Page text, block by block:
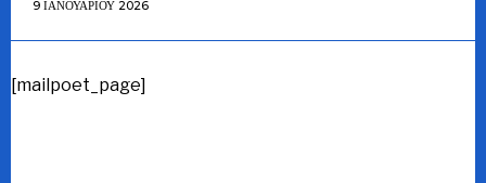
9 ΙΑΝΟΥΑΡΊΟΥ 2026
[mailpoet_page]